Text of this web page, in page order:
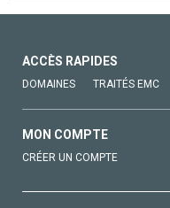
ACCÈS RAPIDES
DOMAINES TRAITÉS EMC
MON COMPTE
CRÉER UN COMPTE